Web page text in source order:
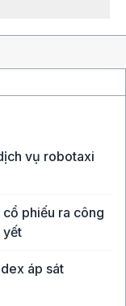
vụ robotaxi
phiếu ra công
yết
áp sát